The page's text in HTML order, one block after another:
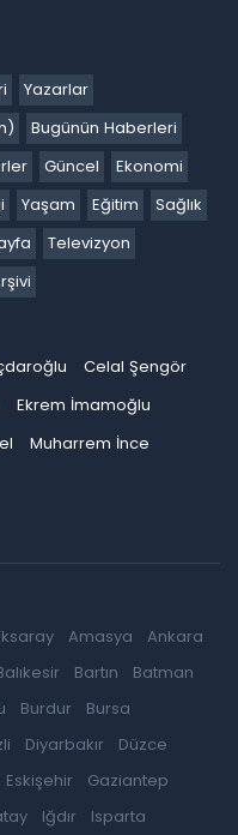
Yazarlar
Bugünün Haberleri
Güncel
Ekonomi
Yaşam Eğitim
Sağlık
Televizyon
Celal Şengör
Ekrem İmamoğlu
Muharrem İnce
Amasya
Ankara
Bartın
Batman
Burdur
Bursa
Diyarbakır
Düzce
Eskişehir
Gaziantep
Iğdır
Isparta